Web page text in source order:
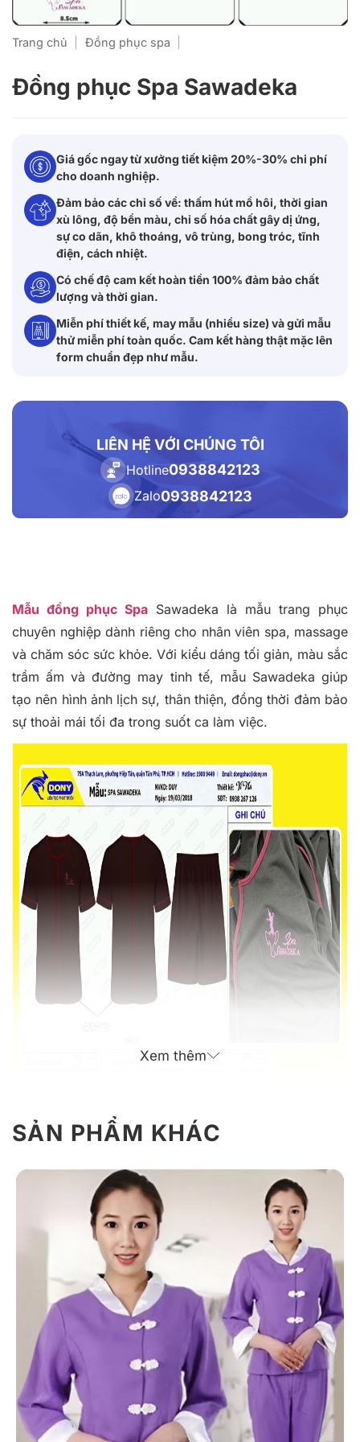
Trang chủ Đồng phục spa
Đồng phục Spa Sawadeka
Giá gốc ngay từ xưởng tiết kiệm 20%-30% chi phí
cho doanh nghiệp.
Đảm bảo các chỉ số về: thấm hút mồ hôi, thời gian
xù lông, độ bền màu, chỉ số hóa chất gây dị ứng,
sự co dãn, khô thoáng, vô trùng, bong tróc, tĩnh
điện, cách nhiệt.
Có chế độ cam kết hoàn tiền 100% đảm bảo chất
lượng và thời gian.
Miễn phí thiết kế, may mẫu (nhiều size) và gửi mẫu
thử miễn phí toàn quốc. Cam kết hàng thật mặc lên
form chuẩn đẹp như mẫu.
LIÊN HỆ VỚI CHÚNG TÔI
Hotline0938842123
Zalo0938842123
Mẫu đồng phục Spa Sawadeka là mẫu trang phục
chuyên nghiệp dành riêng cho nhân viên spa, massage
và chăm sóc sức khỏe. Với kiểu dáng tối giản, màu sắc
trầm ấm và đường may tinh tế, mẫu Sawadeka giúp
tạo nên hình ảnh lịch sự, thân thiện, đồng thời đảm bảo
sự thoải mái tối đa trong suốt ca làm việc.
Giới Thiệu Đồng Phục Spa Sawadeka
Mang phong cách tối giản nhưng sang trọng,
Spa Sawadeka ghi điểm với gam màu nâu đen chủ đạo
phối viền đỏ đô nổi bật. Thiết kế chú trọng sự tiện
dụng, dễ vận động, phù hợp với môi trường spa cần sự
nhẹ nhàng và chuyên nghiệp. Bộ đồng phục gồm áo
cổ tròn tay ngắn và quần short đồng màu, tạo sự đồng
nhất và thoải mái khi thao tác.
Xem thêm
SẢN PHẨM KHÁC